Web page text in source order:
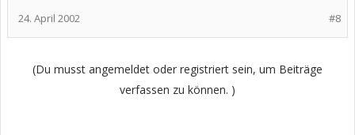
#8
24. April 2002
(Du musst angemeldet oder registriert sein, um Beiträge
verfassen zu können. )